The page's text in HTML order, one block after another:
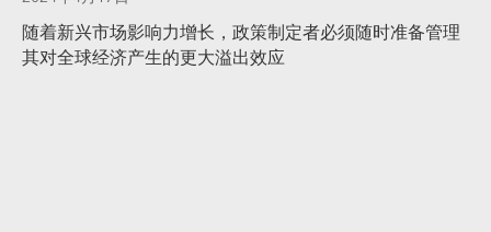
随着新兴市场影响力增长，政策制定者必须随时准备管理
其对全球经济产生的更大溢出效应